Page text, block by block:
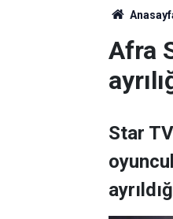
Afra
Star